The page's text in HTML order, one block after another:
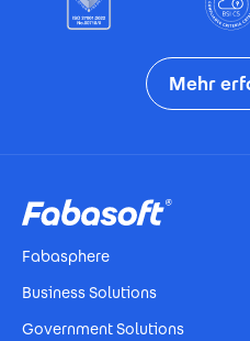
Mehr
Fabasphere
Business Solutions
Government Solutions